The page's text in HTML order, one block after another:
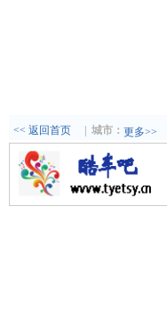
<< 返回首页 城市： 更多>>